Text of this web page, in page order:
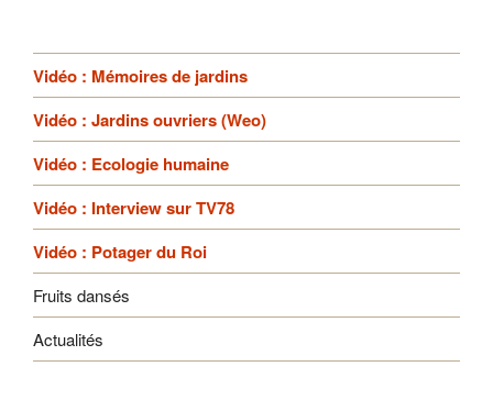
Vidéo : Mémoires de jardins
Vidéo : Jardins ouvriers (Weo)
Vidéo : Ecologie humaine
Vidéo : Interview sur TV78
Vidéo : Potager du Roi
Fruits dansés
Actualités